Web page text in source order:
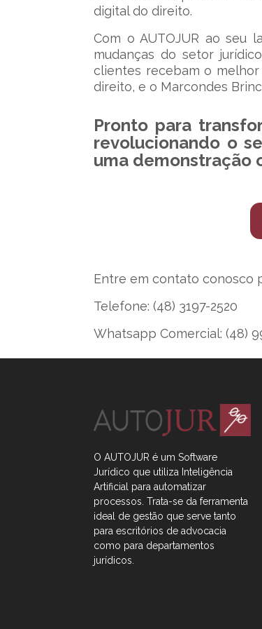
digital do direito.
Com o AUTOJUR ao seu
mudanças do setor
clientes recebam o
direito, e o Marcondes
Pronto para
revolucionando o
uma demonstração
Entre em contato conosco
Telefone: (48) 3197-2520
Whatsapp Comercial: (48)
O AUTOJUR é um Software
Jurídico que utiliza Inteligência
Artificial para automatizar
processos. Trata-se da ferramenta
ideal de gestão que serve tanto
para escritórios de advocacia
como para departamentos
jurídicos.